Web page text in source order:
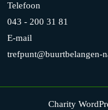
Telefoon
043 - 200 31 81
E-mail
trefpunt@buurtbelangen-
Charity